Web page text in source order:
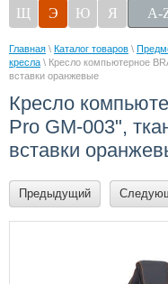
Щ
Э Ю Я A-
Главная \ Каталог товаров \
кресла \ Кресло компьютерное
вставки оранжевые
Кресло
Pro GM-003",
вставки
Предыдущий